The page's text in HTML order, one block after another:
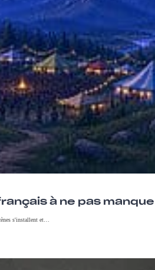
à ne pas
s'installent et…